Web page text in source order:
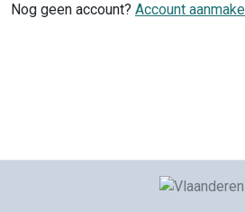
Nog geen account? Account